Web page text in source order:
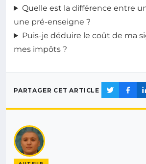
Quelle est la différence entre
une pré-enseigne ?
Puis-je déduire le coût de ma
mes impôts ?
PARTAGER CET ARTICLE